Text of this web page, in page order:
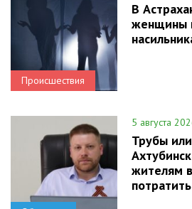
Происшествия
В
женщины
5 августа
Трубы
жителям